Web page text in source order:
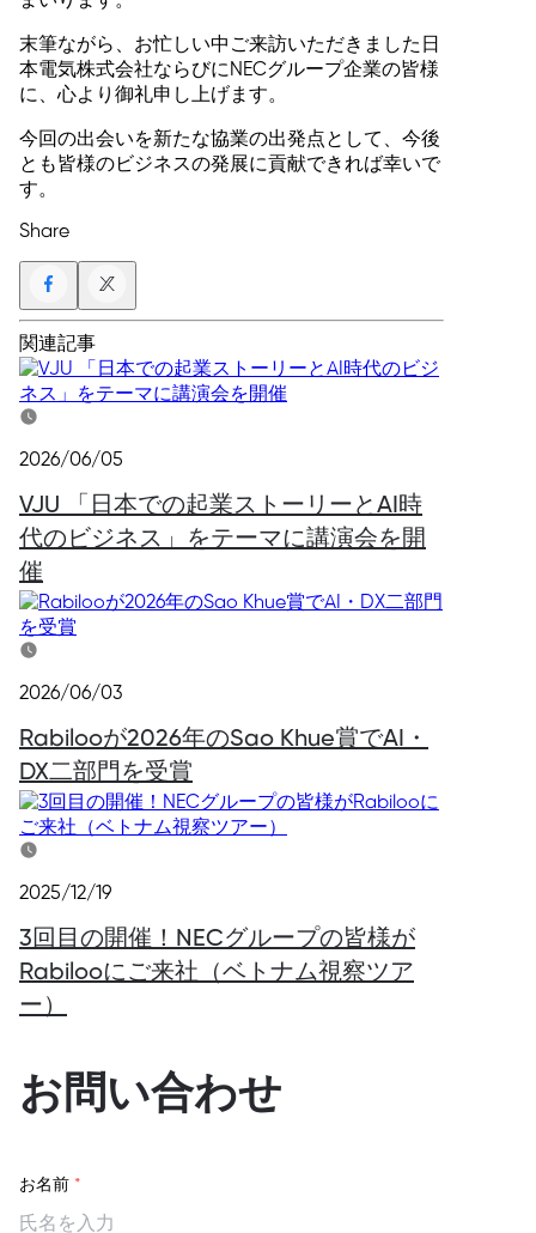
末筆ながら、お忙しい中ご来訪いただきました日
本電気株式会社ならびにNECグループ企業の皆様
に、心より御礼申し上げます。
今回の出会いを新たな協業の出発点として、今後
とも皆様のビジネスの発展に貢献できれば幸いで
す。
Share
関連記事
2026/06/05
VJU 「日本での起業ストーリーとAI時
代のビジネス」をテーマに講演会を開
催
2026/06/03
Rabilooが2026年のSao Khue賞でAI・
DX二部門を受賞
2025/12/19
3回目の開催！NECグループの皆様が
Rabilooにご来社（ベトナム視察ツア
ー）
お問い合わせ
お名前 *